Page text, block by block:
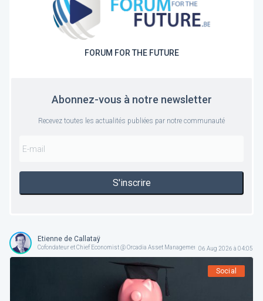
FORUM FOR THE FUTURE
Abonnez-vous à notre newsletter
Recevez toutes les actualités publiées par notre communauté
S'inscrire
Etienne de Callataÿ
Cofondateur et Chief Economist @ Orcadia Asset Management06 Aug 2026 à 04:05
Social